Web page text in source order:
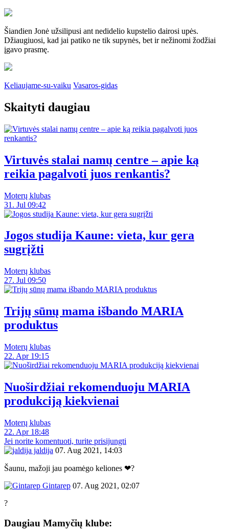
Šiandien Jonė užsilipusi ant nedidelio kupstelio dairosi upės.
Džiaugiuosi, kad jai patiko ne tik supynės, bet ir nežinomi žodžiai
įgavo prasmę.
Keliaujame-su-vaiku Vasaros-gidas
Skaityti daugiau
Virtuvės stalai namų centre – apie ką
reikia pagalvoti juos renkantis?
Moterų klubas
31. Jul 09:42
Jogos studija Kaune: vieta, kur gera
sugrįžti
Moterų klubas
27. Jul 09:50
Trijų sūnų mama išbando MARIA
produktus
Moterų klubas
22. Apr 19:15
Nuoširdžiai rekomenduoju MARIA
produkciją kiekvienai
Moterų klubas
22. Apr 18:48
Jei norite komentuoti, turite prisijungti
jaldija 07. Aug 2021, 14:03
Šaunu, mažoji jau poamėgo keliones ❤?
Gintarep 07. Aug 2021, 02:07
?
Daugiau Mamyčių klube: